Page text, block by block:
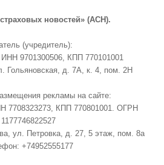
новостей» (АСН).
(учредитель):
9701300506, КПП 770101001
Гольяновская, д. 7А, к. 4, пом. 2Н
рекламы на сайте:
7708323273, КПП 770801001. ОГРН
1177746822527
ул. Петровка, д. 27, 5 этаж, пом. 8а
+74952555177